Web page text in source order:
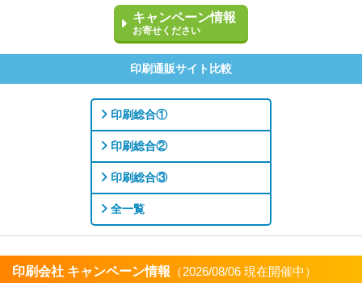
キャンペーン情報
お寄せください
印刷通販サイト比較
印刷総合①
印刷総合②
印刷総合③
全一覧
印刷会社 キャンペーン情報 （2026/08/06 現在開催中）